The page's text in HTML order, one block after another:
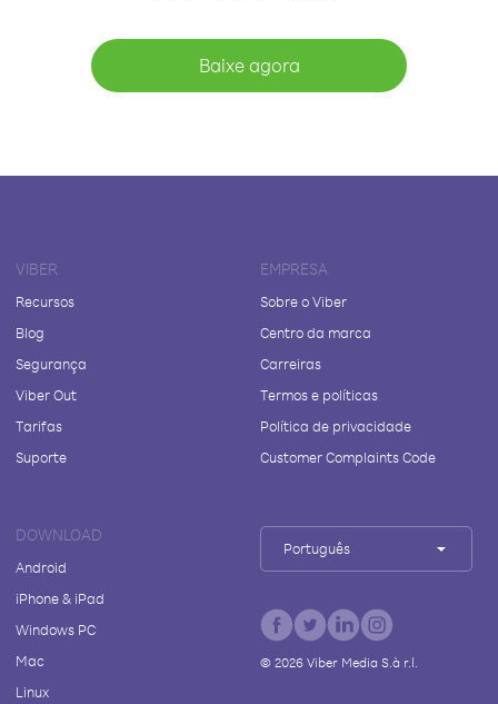
Baixe agora
VIBER
Recursos
Blog
Segurança
Viber Out
Tarifas
Suporte
EMPRESA
Sobre o Viber
Centro da marca
Carreiras
Termos e políticas
Política de privacidade
Customer Complaints Code
DOWNLOAD
Android
iPhone & iPad
Windows PC
Mac
Linux
Português
© 2026Viber Media S.à r.l.